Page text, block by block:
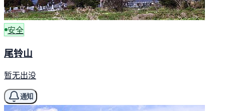
安全
尾铃山
暂无出没
通知